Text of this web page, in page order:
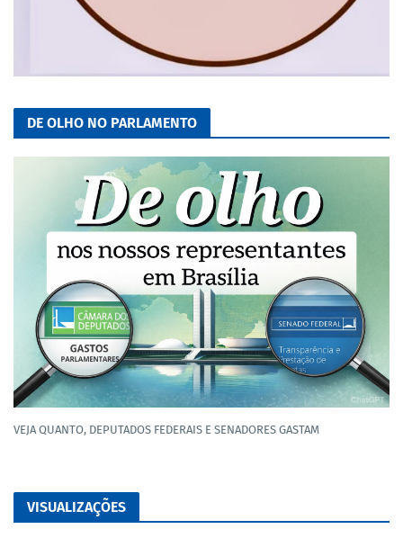
DE OLHO NO PARLAMENTO
VEJA QUANTO, DEPUTADOS FEDERAIS E SENADORES GASTAM
VISUALIZAÇÕES